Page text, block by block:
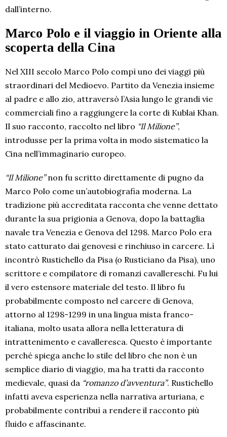
dall’interno.
Marco Polo e il viaggio in Oriente alla
scoperta della Cina
Nel XIII secolo Marco Polo compì uno dei viaggi più
straordinari del Medioevo. Partito da Venezia insieme
al padre e allo zio, attraversò l’Asia lungo le grandi vie
commerciali fino a raggiungere la corte di Kublai Khan.
Il suo racconto, raccolto nel libro “Il Milione”,
introdusse per la prima volta in modo sistematico la
Cina nell’immaginario europeo.
“Il Milione”non fu scritto direttamente di pugno da
Marco Polo come un’autobiografia moderna. La
tradizione più accreditata racconta che venne dettato
durante la sua prigionia a Genova, dopo la battaglia
navale tra Venezia e Genova del 1298. Marco Polo era
stato catturato dai genovesi e rinchiuso in carcere. Lì
incontrò Rustichello da Pisa (o Rusticiano da Pisa), uno
scrittore e compilatore di romanzi cavallereschi. Fu lui
il vero estensore materiale del testo. Il libro fu
probabilmente composto nel carcere di Genova,
attorno al 1298-1299 in una lingua mista franco-
italiana, molto usata allora nella letteratura di
intrattenimento e cavalleresca. Questo è importante
perché spiega anche lo stile del libro che non è un
semplice diario di viaggio, ma ha tratti da racconto
medievale, quasi da “romanzo d’avventura”. Rustichello
infatti aveva esperienza nella narrativa arturiana, e
probabilmente contribuì a rendere il racconto più
fluido e affascinante.